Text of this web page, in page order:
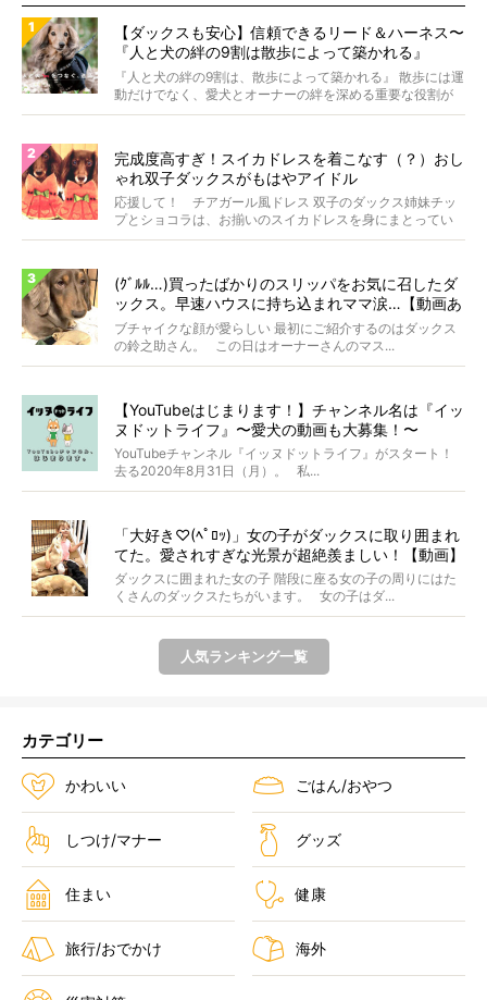
【ダックスも安心】信頼できるリード＆ハーネス〜
『人と犬の絆の9割は散歩によって築かれる』
WOLFGANG MAN＆BEAST〜
『人と犬の絆の9割は、散歩によって築かれる』 散歩には運
動だけでなく、愛犬とオーナーの絆を深める重要な役割が
あ...
完成度高すぎ！スイカドレスを着こなす（？）おし
ゃれ双子ダックスがもはやアイドル
応援して！ チアガール風ドレス 双子のダックス姉妹チッ
プとショコラは、お揃いのスイカドレスを身にまとってい
ます...
(ｸﾞﾙﾙ…)買ったばかりのスリッパをお気に召したダ
ックス。早速ハウスに持ち込まれママ涙…【動画あ
り】
ブチャイクな顔が愛らしい 最初にご紹介するのはダックス
の鈴之助さん。 この日はオーナーさんのマス...
【YouTubeはじまります！】チャンネル名は『イッ
ヌドットライフ』〜愛犬の動画も大募集！〜
YouTubeチャンネル『イッヌドットライフ』がスタート！
去る2020年8月31日（月）。 私...
「大好き♡(ﾍﾟﾛｯ)」女の子がダックスに取り囲まれ
てた。愛されすぎな光景が超絶羨ましい！【動画】
ダックスに囲まれた女の子 階段に座る女の子の周りにはた
くさんのダックスたちがいます。 女の子はダ...
人気ランキング一覧
カテゴリー
かわいい ごはん/おやつ
しつけ/マナー グッズ
住まい 健康
旅行/おでかけ 海外